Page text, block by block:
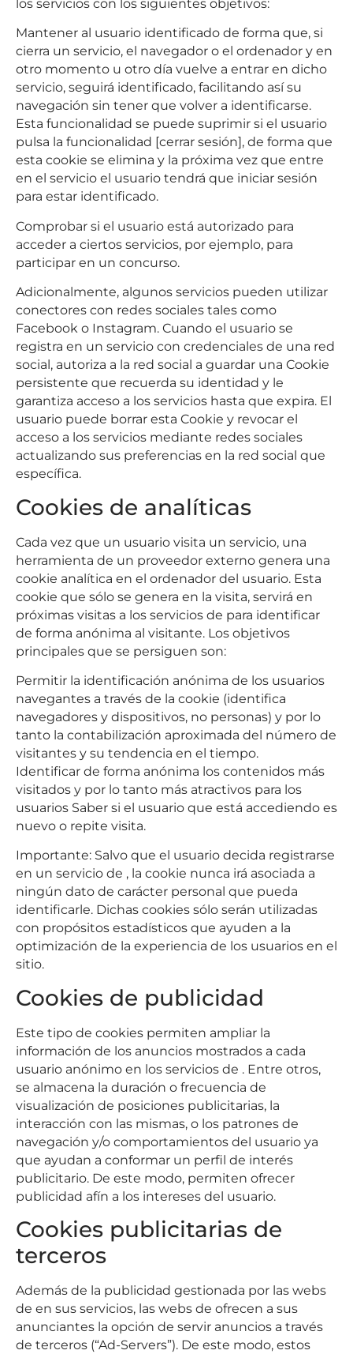
los servicios con los siguientes objetivos:
Mantener al usuario identificado de forma que, si
cierra un servicio, el navegador o el ordenador y en
otro momento u otro día vuelve a entrar en dicho
servicio, seguirá identificado, facilitando así su
navegación sin tener que volver a identificarse.
Esta funcionalidad se puede suprimir si el usuario
pulsa la funcionalidad [cerrar sesión], de forma que
esta cookie se elimina y la próxima vez que entre
en el servicio el usuario tendrá que iniciar sesión
para estar identificado.
Comprobar si el usuario está autorizado para
acceder a ciertos servicios, por ejemplo, para
participar en un concurso.
Adicionalmente, algunos servicios pueden utilizar
conectores con redes sociales tales como
Facebook o Instagram. Cuando el usuario se
registra en un servicio con credenciales de una red
social, autoriza a la red social a guardar una Cookie
persistente que recuerda su identidad y le
garantiza acceso a los servicios hasta que expira. El
usuario puede borrar esta Cookie y revocar el
acceso a los servicios mediante redes sociales
actualizando sus preferencias en la red social que
específica.
Cookies de analíticas
Cada vez que un usuario visita un servicio, una
herramienta de un proveedor externo genera una
cookie analítica en el ordenador del usuario. Esta
cookie que sólo se genera en la visita, servirá en
próximas visitas a los servicios de para identificar
de forma anónima al visitante. Los objetivos
principales que se persiguen son:
Permitir la identificación anónima de los usuarios
navegantes a través de la cookie (identifica
navegadores y dispositivos, no personas) y por lo
tanto la contabilización aproximada del número de
visitantes y su tendencia en el tiempo.
Identificar de forma anónima los contenidos más
visitados y por lo tanto más atractivos para los
usuarios Saber si el usuario que está accediendo es
nuevo o repite visita.
Importante: Salvo que el usuario decida registrarse
en un servicio de , la cookie nunca irá asociada a
ningún dato de carácter personal que pueda
identificarle. Dichas cookies sólo serán utilizadas
con propósitos estadísticos que ayuden a la
optimización de la experiencia de los usuarios en el
sitio.
Cookies de publicidad
Este tipo de cookies permiten ampliar la
información de los anuncios mostrados a cada
usuario anónimo en los servicios de . Entre otros,
se almacena la duración o frecuencia de
visualización de posiciones publicitarias, la
interacción con las mismas, o los patrones de
navegación y/o comportamientos del usuario ya
que ayudan a conformar un perfil de interés
publicitario. De este modo, permiten ofrecer
publicidad afín a los intereses del usuario.
Cookies publicitarias de
terceros
Además de la publicidad gestionada por las webs
de en sus servicios, las webs de ofrecen a sus
anunciantes la opción de servir anuncios a través
de terceros (“Ad-Servers”). De este modo, estos